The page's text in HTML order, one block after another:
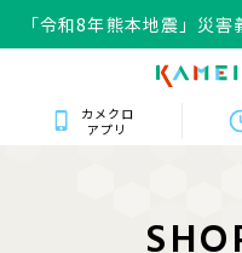
「令和8年熊本地震」災
カメクロ
アプリ